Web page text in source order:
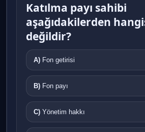
Katılma payı sahibi
aşağıdakilerden
değildir?
A) Fon getirisi
B) Fon payı
C) Yönetim hakkı